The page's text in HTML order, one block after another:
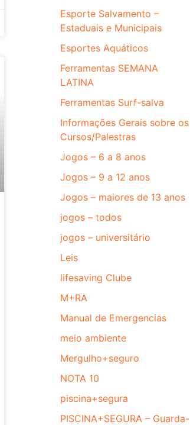
Esporte Salvamento –
Estaduais e Municipais
Esportes Aquáticos
Ferramentas SEMANA
LATINA
Ferramentas Surf-salva
Informações Gerais sobre os
Cursos/Palestras
Jogos – 6 a 8 anos
Jogos – 9 a 12 anos
Jogos – maiores de 13 anos
jogos – todos
jogos – universitário
Leis
lifesaving Clube
M+RA
Manual de Emergencias
meio ambiente
Mergulho+seguro
NOTA 10
piscina+segura
PISCINA+SEGURA – Guarda-